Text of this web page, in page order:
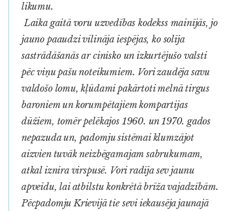
likumu.
Laika gaitāvoru uzvedības kodekss mainījās, jo
jauno paaudzi vilināja iespējas, ko solīja
sastrādāšanās ar cinisko un izkurtējušo valsti
pēc viņu pašu noteikumiem. Vorizaudēja savu
valdošo lomu, kļūdami pakārtoti melnā tirgus
baroniem un korumpētajiem kompartijas
dūžiem, tomēr pelēkajos 1960. un 1970. gados
nepazuda un, padomju sistēmai klumzājot
aizvien tuvāk neizbēgamajam sabrukumam,
atkal iznira virspusē. Voriradīja sev jaunu
apveidu, lai atbilstu konkrētā brīža vajadzībām.
Pēcpadomju Krievijā tie sevi iekausēja jaunajā